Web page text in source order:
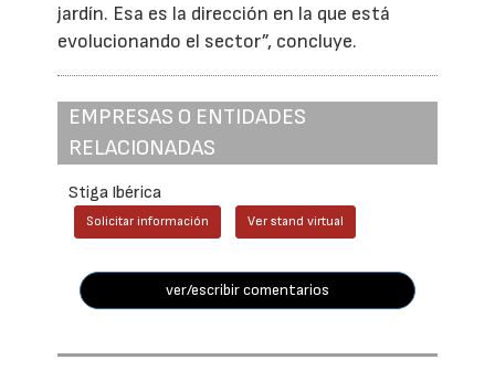
jardín. Esa es la dirección en la que está
evolucionando el sector”, concluye.
EMPRESAS O ENTIDADES
RELACIONADAS
Stiga Ibérica
Solicitar información Ver stand virtual
ver/escribir comentarios